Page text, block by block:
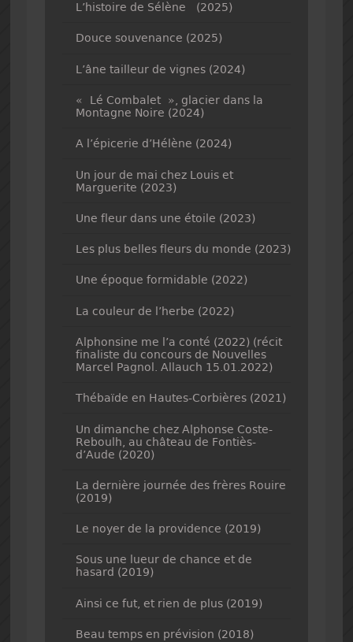
L’histoire de Sélène (2025)
Douce souvenance (2025)
L’âne tailleur de vignes (2024)
« Lé Combalet », glacier dans la
Montagne Noire (2024)
A l’épicerie d’Hélène (2024)
Un jour de mai chez Louis et
Marguerite (2023)
Une fleur dans une étoile (2023)
Les plus belles fleurs du monde (2023)
Une époque formidable (2022)
La couleur de l’herbe (2022)
Alphonsine me l’a conté (2022) (récit
finaliste du concours de Nouvelles
Marcel Pagnol. Allauch 15.01.2022)
Thébaïde en Hautes-Corbières (2021)
Un dimanche chez Alphonse Coste-
Reboulh, au château de Fontiès-
d’Aude (2020)
La dernière journée des frères Rouire
(2019)
Le noyer de la providence (2019)
Sous une lueur de chance et de
hasard (2019)
Ainsi ce fut, et rien de plus (2019)
Beau temps en prévision (2018)